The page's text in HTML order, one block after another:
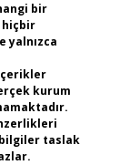
bir
hiçbir
yalnızca
kurum
taslak